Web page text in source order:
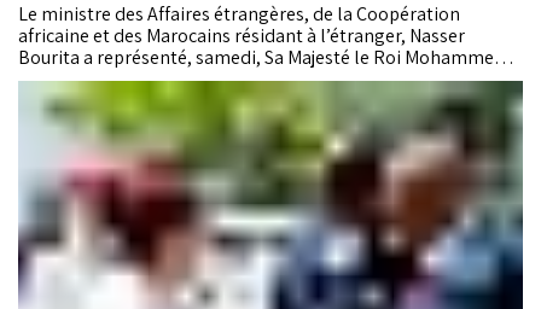
Le ministre des Affaires étrangères, de la Coopération
africaine et des Marocains résidant à l’étranger, Nasser
Bourita a représenté, samedi, Sa Majesté le Roi Mohammed
VI, que Dieu L'assiste, à la cérémonie d’investiture du
président de la République de Djibouti, M. Ismaïl Omar
Guelleh.